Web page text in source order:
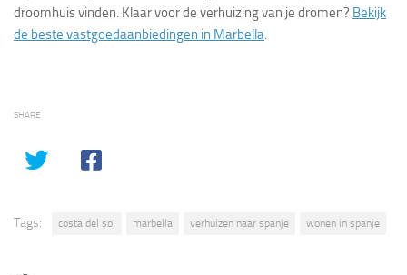
droomhuis vinden. Klaar voor de verhuizing van je dromen? Bekijk
de beste vastgoedaanbiedingen in Marbella.
SHARE
Tags: costa del sol marbella verhuizen naar spanje wonen in spanje